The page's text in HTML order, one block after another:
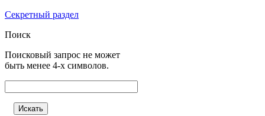
Секретный раздел
Поиск
Поисковый запрос не может
быть менее 4-х символов.